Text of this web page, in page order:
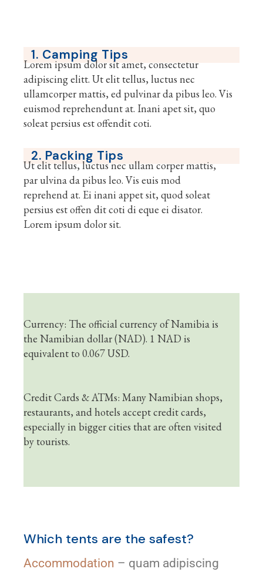
1. Camping Tips
Lorem ipsum dolor sit amet, consectetur
adipiscing elitt. Ut elit tellus, luctus nec
ullamcorper mattis, ed pulvinar da pibus leo. Vis
euismod reprehendunt at. Inani apet sit, quo
soleat persius est offendit coti.
2. Packing Tips
Ut elit tellus, luctus nec ullam corper mattis,
par ulvina da pibus leo. Vis euis mod
reprehend at. Ei inani appet sit, quod soleat
persius est offen dit coti di eque ei disator.
Lorem ipsum dolor sit.
Currency: The official currency of Namibia is
the Namibian dollar (NAD). 1 NAD is
equivalent to 0.067 USD.
Credit Cards & ATMs: Many Namibian shops,
restaurants, and hotels accept credit cards,
especially in bigger cities that are often visited
by tourists.
Which tents are the safest?
Accommodation – quam adipiscing